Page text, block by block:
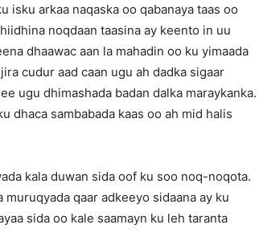
isku arkaa naqaska oo qabanaya taas oo
noqdaan taasina ay keento in uu
dhaawac aan la mahadin oo ku yimaada
cudur aad caan ugu ah dadka sigaar
ugu dhimashada badan dalka maraykanka.
dhaca sambabada kaas oo ah mid halis
kala duwan sida oof ku soo noq-noqota.
qaar adkeeyo sidaana ay ku
sida oo kale saamayn ku leh taranta